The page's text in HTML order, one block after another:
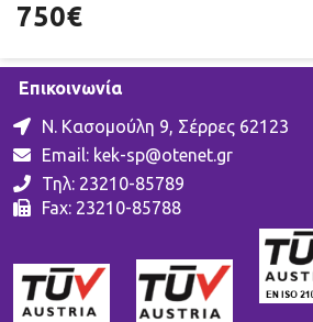
750€
Επικοινωνία
Ν. Κασομούλη 9, Σέρρες 62123
Email: kek-sp@otenet.gr
Τηλ: 23210-85789
Fax: 23210-85788